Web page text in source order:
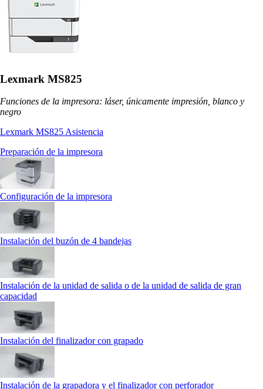
Lexmark MS825
Funciones de la impresora: láser, únicamente impresión, blanco y
negro
Lexmark MS825 Asistencia
Preparación de la impresora
Configuración de la impresora
Instalación del buzón de 4 bandejas
Instalación de la unidad de salida o de la unidad de salida de gran
capacidad
Instalación del finalizador con grapado
Instalación de la grapadora y el finalizador con perforador